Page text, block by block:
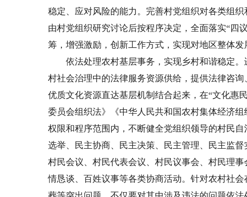
稳定、应对风险的能力。完善村党组织对各类组
由村党组织研究讨论后按程序决定，全面落实“四
筹，增强激励，创新工作方式，实现对地区整体发
依法处理农村基层事务，实现乡村和谐稳定。
村社会治理中的法律服务资源供给，提供法律咨
优质文化资源直达基层机制结合起来，在“文化惠
委员会组织法》《中华人民共和国农村集体经济
权限和程序范围内，不断健全党组织领导的村民
选举、民主协商、民主决策、民主管理、民主监
村民会议、村民代表会议、村民议事会、村民理
情恳谈、百姓议事等各类协商活动。针对农村社